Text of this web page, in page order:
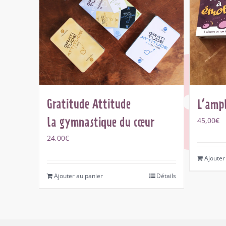
Gratitude Attitude
la gymnastique du cœur
24,00€
Ajouter au panier Détails
45,00€